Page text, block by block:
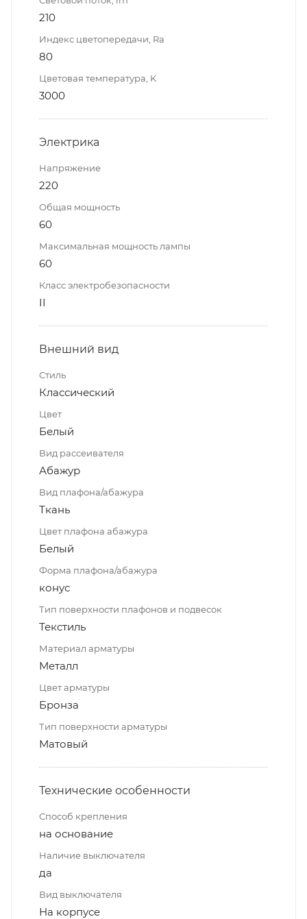
210
Индекс цветопередачи, Ra
80
Цветовая температура, K
3000
Электрика
Напряжение
220
Общая мощность
60
Максимальная мощность лампы
60
Класс электробезопасности
II
Внешний вид
Стиль
Классический
Цвет
Белый
Вид рассеивателя
Абажур
Вид плафона/абажура
Ткань
Цвет плафона абажура
Белый
Форма плафона/абажура
конус
Тип поверхности плафонов и подвесок
Текстиль
Материал арматуры
Металл
Цвет арматуры
Бронза
Тип поверхности арматуры
Матовый
Технические особенности
Способ крепления
на основание
Наличие выключателя
да
Вид выключателя
На корпусе